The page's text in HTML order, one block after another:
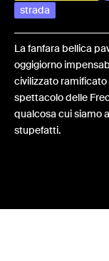
strada
La fanfara bellica
oggigiorno
civilizzato ramificato
spettacolo delle
qualcosa cui siamo
stupefatti.